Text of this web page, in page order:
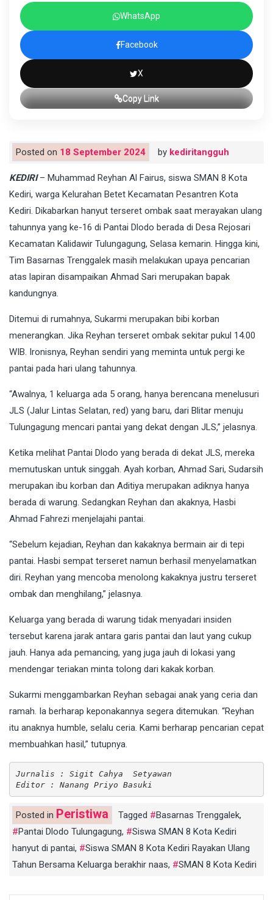
WhatsApp
Facebook
X
Copy Link
Posted on 18 September 2024 by kediritangguh
KEDIRI– Muhammad Reyhan Al Fairus, siswa SMAN 8 Kota
Kediri, warga Kelurahan Betet Kecamatan Pesantren Kota
Kediri. Dikabarkan hanyut terseret ombak saat merayakan ulang
tahunnya yang ke-16 di Pantai Dlodo berada di Desa Rejosari
Kecamatan Kalidawir Tulungagung, Selasa kemarin. Hingga kini,
Tim Basarnas Trenggalek masih melakukan upaya pencarian
atas lapiran disampaikan Ahmad Sari merupakan bapak
kandungnya.
Ditemui di rumahnya, Sukarmi merupakan bibi korban
menerangkan. Jika Reyhan terseret ombak sekitar pukul 14.00
WIB. Ironisnya, Reyhan sendiri yang meminta untuk pergi ke
pantai pada hari ulang tahunnya.
“Awalnya, 1 keluarga ada 5 orang, hanya berencana menelusuri
JLS (Jalur Lintas Selatan, red) yang baru, dari Blitar menuju
Tulungagung mencari pantai yang dekat dengan JLS,” jelasnya.
Ketika melihat Pantai Dlodo yang berada di dekat JLS, mereka
memutuskan untuk singgah. Ayah korban, Ahmad Sari, Sudarsih
merupakan ibu korban dan Aditiya merupakan adiknya hanya
berada di warung. Sedangkan Reyhan dan akaknya, Hasbi
Ahmad Fahrezi menjelajahi pantai.
“Sebelum kejadian, Reyhan dan kakaknya bermain air di tepi
pantai. Hasbi sempat terseret namun berhasil menyelamatkan
diri. Reyhan yang mencoba menolong kakaknya justru terseret
ombak dan menghilang,” jelasnya.
Keluarga yang berada di warung tidak menyadari insiden
tersebut karena jarak antara garis pantai dan laut yang cukup
jauh. Hanya ada pemancing, yang juga jauh di lokasi yang
mendengar teriakan minta tolong dari kakak korban.
Sukarmi menggambarkan Reyhan sebagai anak yang ceria dan
ramah. Ia berharap keponakannya segera ditemukan. “Reyhan
itu anaknya humble, selalu ceria. Kami berharap pencarian cepat
membuahkan hasil,” tutupnya.
Jurnalis : Sigit Cahya  Setyawan
Editor : Nanang Priyo Basuki
Posted in Peristiwa Tagged Basarnas Trenggalek,
Pantai Dlodo Tulungagung,
Siswa SMAN 8 Kota Kediri
hanyut di pantai,
Siswa SMAN 8 Kota Kediri Rayakan Ulang
Tahun Bersama Keluarga berakhir naas, SMAN 8 Kota Kediri